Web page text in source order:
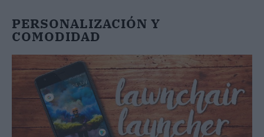
PERSONALIZACIÓN Y
COMODIDAD